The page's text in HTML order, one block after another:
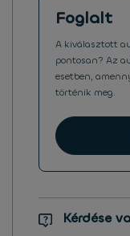
Foglalt
A kiválasztott
pontosan? Az
esetben,
történik meg.
Kérdése